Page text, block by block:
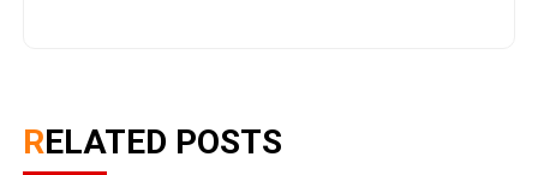
RELATED POSTS